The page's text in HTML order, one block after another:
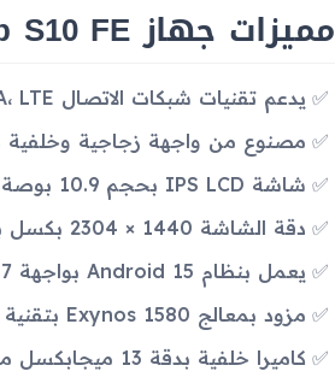
مميزات جهاز Samsung Galaxy Tab S10 FE
يدعم تقنيات شبكات الاتصال GSM، HSPA، LTE، و5G.
مصنوع من واجهة زجاجية وخلفية
شاشة IPS LCD بحجم 10.9 بوصة تدعم معدل تحديث 90 هرتز.
دقة الشاشة 1440 × 2304 بكسل بنسبة عرض إلى ارتفاع 16:10.
يعمل بنظام Android 15 بواجهة One UI 7.
مزود بمعالج Exynos 1580 بتقنية 4 نانومتر.
كاميرا خلفية بدقة 13 ميجابكسل مزودة بخاصية Best Face.